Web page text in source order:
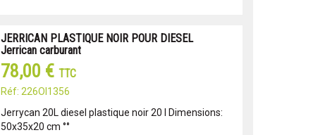
JERRICAN PLASTIQUE NOIR POUR DIESEL
Jerrican carburant
78,00 € TTC
Réf: 226OI1356
Jerrycan 20L diesel plastique noir 20 l Dimensions:
50x35x20 cm °°